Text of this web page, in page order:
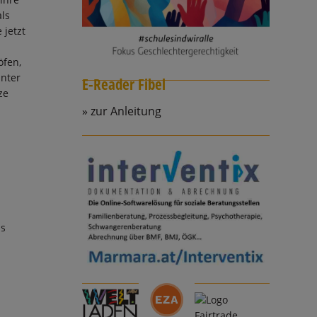
jetzt
E-Reader Fibel
zur Anleitung